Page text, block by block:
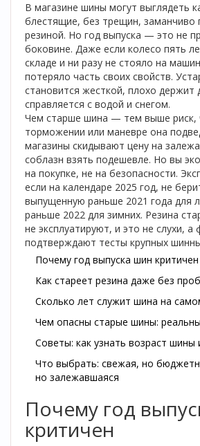
В магазине шины могут выглядеть
блестящие, без трещин, заманчиво
резиной. Но год выпуска — это не
боковине. Даже если колесо пять
складе и ни разу не стояло на
потеряло часть своих свойств.
становится жесткой, плохо держит
справляется с водой и снегом.
Чем старше шина — тем выше риск,
торможении или маневре она
магазины скидывают цену на
соблазн взять подешевле. Но вы
на покупке, не на безопасности.
если на календаре 2025 год, не
выпущенную раньше 2021 года для
раньше 2022 для зимних. Резина
не эксплуатируют, и это не слухи, а
подтверждают тесты крупных
Почему год выпуска шин критичен
Как стареет резина даже без
Сколько лет служит шина на
Чем опасны старые шины:
Советы: как узнать возраст шины
Что выбрать: свежая, но
но залежавшаяся
Почему год
критичен